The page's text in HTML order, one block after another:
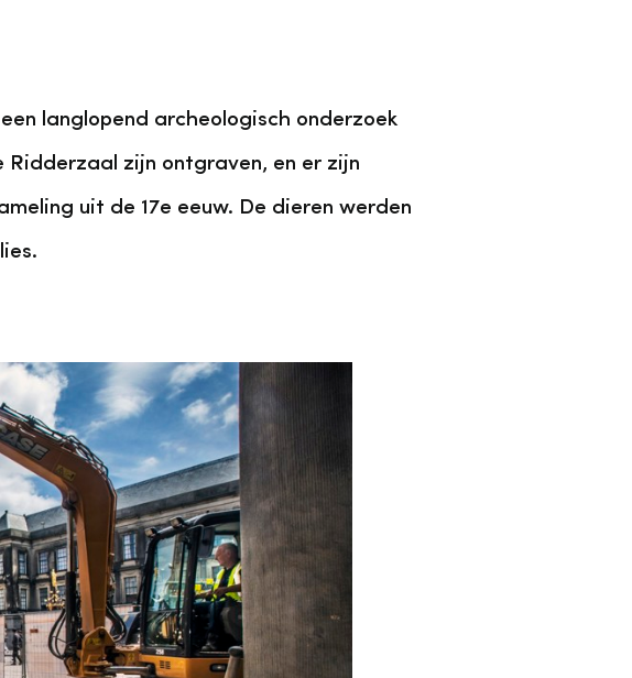
langlopend archeologisch onderzoek
Ridderzaal zijn ontgraven, en er zijn
uit de 17e eeuw. De dieren werden